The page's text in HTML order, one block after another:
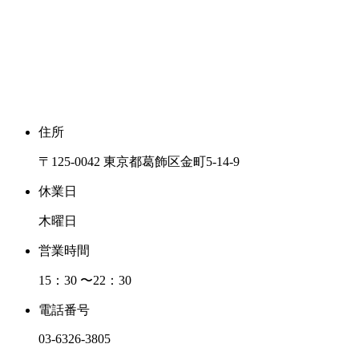
住所
〒125-0042 東京都葛飾区金町5-14-9
休業日
木曜日
営業時間
15：30 〜22：30
電話番号
03-6326-3805